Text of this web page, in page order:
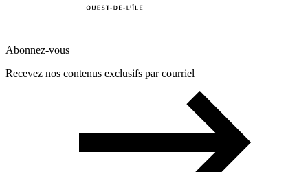
Abonnez-vous
Recevez nos contenus exclusifs par courriel